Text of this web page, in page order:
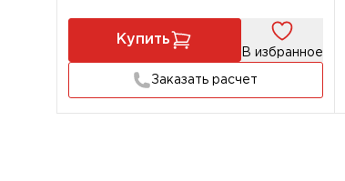
Купить
В избранное
Заказать расчет